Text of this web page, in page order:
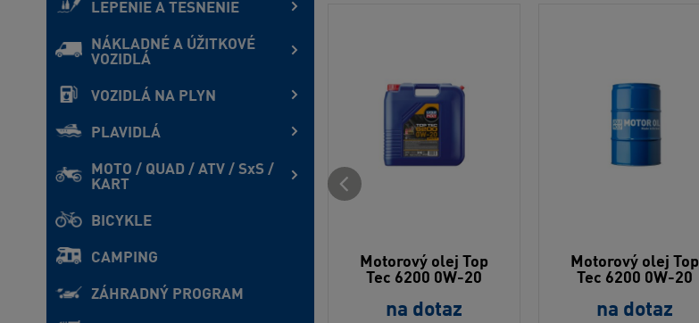
LEPENIE A TESNENIE
NÁKLADNÉ A ÚŽITKOVÉ
VOZIDLÁ
VOZIDLÁ NA PLYN
PLAVIDLÁ
MOTO / QUAD / ATV / SxS /
KART
BICYKLE
CAMPING
ZÁHRADNÝ PROGRAM
Motorový olej Top
Tec 6200 0W-20
na dotaz
Motorový olej Top
Tec 6200 0W-20
na dotaz